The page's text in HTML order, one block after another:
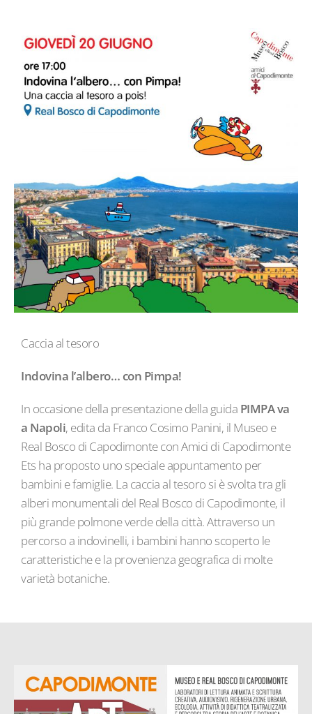
Caccia al tesoro
Indovina l’albero… con Pimpa!
In occasione della presentazione della guida PIMPA va
a Napoli, edita da Franco Cosimo Panini, il Museo e
Real Bosco di Capodimonte con Amici di Capodimonte
Ets ha proposto uno speciale appuntamento per
bambini e famiglie. La caccia al tesoro si è svolta tra gli
alberi monumentali del Real Bosco di Capodimonte, il
più grande polmone verde della città. Attraverso un
percorso a indovinelli, i bambini hanno scoperto le
caratteristiche e la provenienza geografica di molte
varietà botaniche.